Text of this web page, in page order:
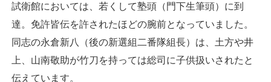
試衛館においては、若くして塾頭（門下生筆頭）に到
達。免許皆伝を許されたほどの腕前となっていました。
同志の永倉新八（後の新選組二番隊組長）は、土方や井
上、山南敬助が竹刀を持っては総司に子供扱いされたと
伝えています。